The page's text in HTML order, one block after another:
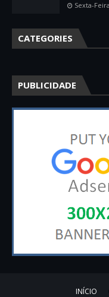
Sexta-
CATEGORIES
PUBLICIDADE
INÍCIO